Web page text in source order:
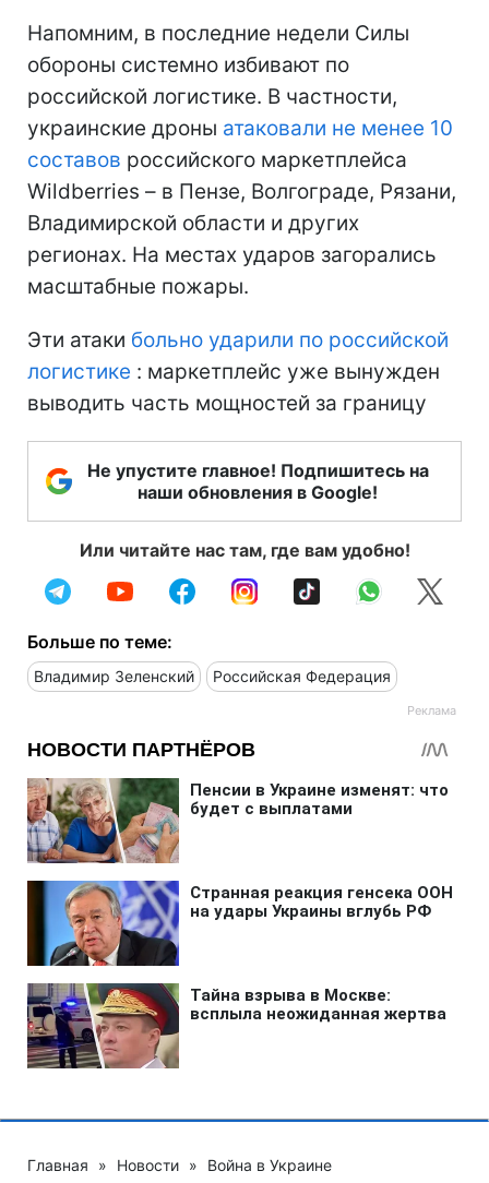
Напомним, в последние недели Силы
обороны системно избивают по
российской логистике. В частности,
украинские дроны атаковали не менее 10
составов российского маркетплейса
Wildberries – в Пензе, Волгограде, Рязани,
Владимирской области и других
регионах. На местах ударов загорались
масштабные пожары.
Эти атаки больно ударили по российской
логистике : маркетплейс уже вынужден
выводить часть мощностей за границу
Не упустите главное! Подпишитесь на
наши обновления в Google!
Или читайте нас там, где вам удобно!
Больше по теме:
Владимир Зеленский Российская Федерация
Главная » Новости » Война в Украине